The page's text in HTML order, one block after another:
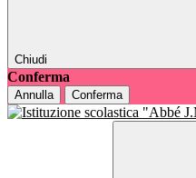
Chiudi
Conferma
Annulla Conferma